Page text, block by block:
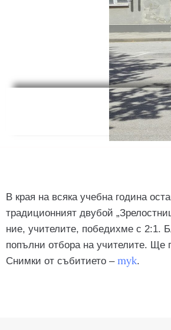
В края на всяка учебна година
традиционният двубой
ние, учителите, победихме с 2:1.
попълни отбора на учителите.
Снимки от събитието – тук.